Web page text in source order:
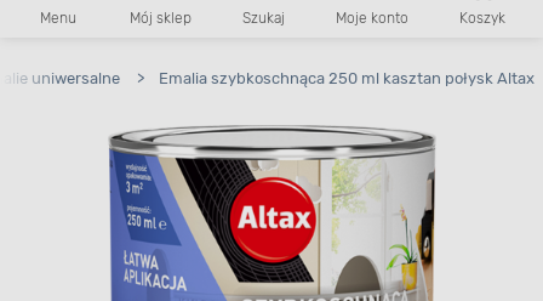
Menu Mój sklep Szukaj Moje konto Koszyk
uniwersalne > Emalia szybkoschnąca 250 ml kasztan połysk Altax